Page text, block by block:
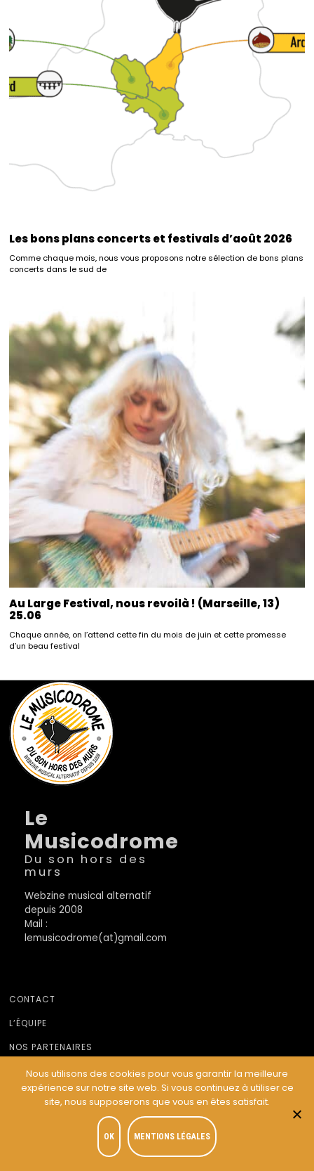
Les bons plans concerts et festivals d’août 2026
Comme chaque mois, nous vous proposons notre sélection de bons plans
concerts dans le sud de
Au Large Festival, nous revoilà ! (Marseille, 13)
25.06
Chaque année, on l’attend cette fin du mois de juin et cette promesse
d’un beau festival
Le
Musicodrome
Du son hors des
murs
Webzine musical alternatif
depuis 2008
Mail :
lemusicodrome(at)gmail.com
CONTACT
L’ÉQUIPE
NOS PARTENAIRES
MENTIONS LÉGALES
© Le Musicodrome 2022 - Webdesign : Cereal Concept
Nous utilisons des cookies pour vous garantir la meilleure
expérience sur notre site web. Si vous continuez à utiliser ce
site, nous supposerons que vous en êtes satisfait.
OK MENTIONS LÉGALES